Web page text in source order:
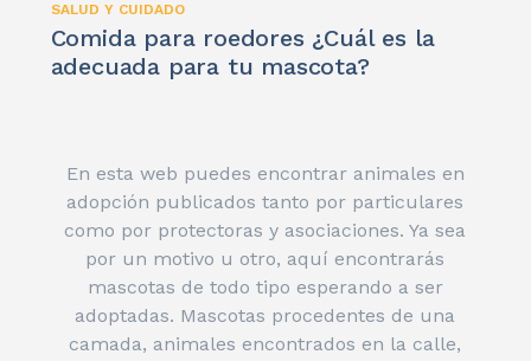
SALUD Y CUIDADO
Comida para roedores ¿Cuál es la
adecuada para tu mascota?
En esta web puedes encontrar animales en
adopción publicados tanto por particulares
como por protectoras y asociaciones. Ya sea
por un motivo u otro, aquí encontrarás
mascotas de todo tipo esperando a ser
adoptadas. Mascotas procedentes de una
camada, animales encontrados en la calle,